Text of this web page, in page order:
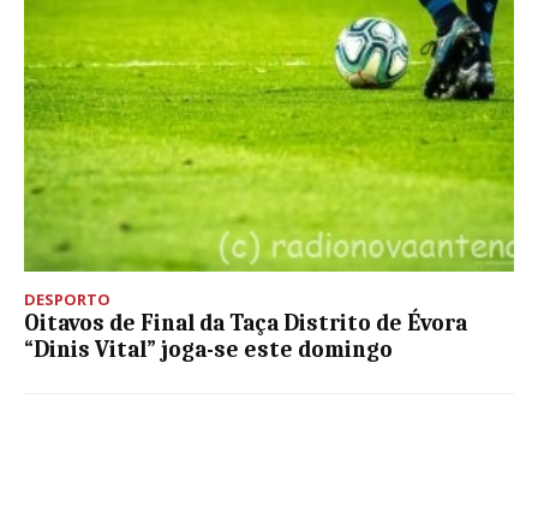
DESPORTO
Oitavos de Final da Taça Distrito de Évora
“Dinis Vital” joga-se este domingo